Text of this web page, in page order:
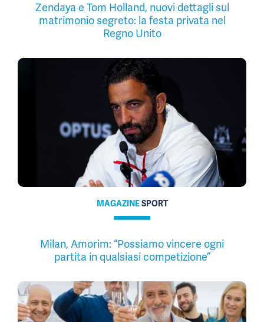
Zendaya e Tom Holland, nuovi dettagli sul
matrimonio segreto: la festa privata nel
Regno Unito
MAGAZINESPORT
Milan, Amorim: “Possiamo vincere ogni
partita in qualsiasi competizione”